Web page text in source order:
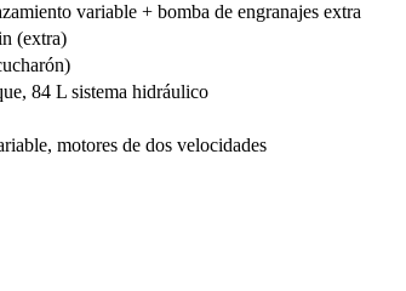
variable + bomba de engranajes extra
(extra)
84 L sistema hidráulico
motores de dos velocidades